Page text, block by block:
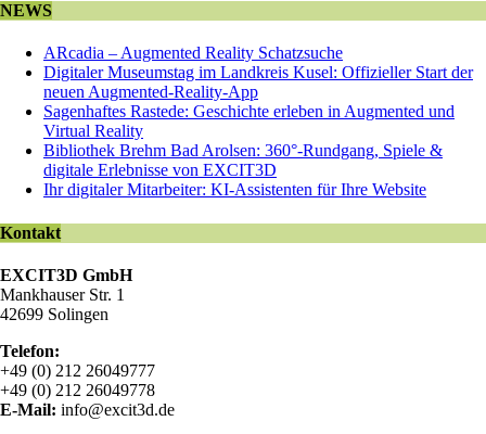
NEWS
ARcadia – Augmented Reality Schatzsuche
Digitaler Museumstag im Landkreis Kusel: Offizieller Start der
neuen Augmented-Reality-App
Sagenhaftes Rastede: Geschichte erleben in Augmented und
Virtual Reality
Bibliothek Brehm Bad Arolsen: 360°-Rundgang, Spiele &
digitale Erlebnisse von EXCIT3D
Ihr digitaler Mitarbeiter: KI-Assistenten für Ihre Website
Kontakt
EXCIT3D GmbH
Mankhauser Str. 1
42699 Solingen
Telefon:
+49 (0) 212 26049777
+49 (0) 212 26049778
E-Mail: info@excit3d.de